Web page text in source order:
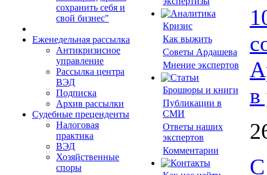
сохранить себя и
свой бизнес"
Еженедельная рассылка
Антикризисное
управление
Рассылка центра
ВЭД
Подписка
Архив рассылки
Судебные преценденты
Налоговая
практика
ВЭД
Хозяйственные
споры
Кризис
Как выжить
Советы Ардашева
Мнение экспертов
Брошюры и книги
Публикации в
СМИ
Ответы наших
экспертов
Комментарии
в
С